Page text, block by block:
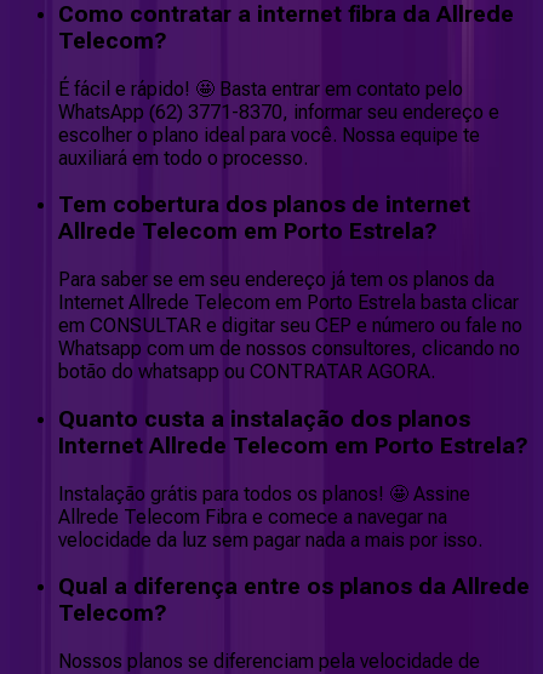
Como contratar a internet fibra da Allrede
Telecom?
É fácil e rápido! 🤩 Basta entrar em contato pelo
WhatsApp (62) 3771-8370, informar seu endereço e
escolher o plano ideal para você. Nossa equipe te
auxiliará em todo o processo.
Tem cobertura dos planos de internet
Allrede Telecom em Porto Estrela?
Para saber se em seu endereço já tem os planos da
Internet Allrede Telecom em Porto Estrela basta clicar
em CONSULTAR e digitar seu CEP e número ou fale no
Whatsapp com um de nossos consultores, clicando no
botão do whatsapp ou CONTRATAR AGORA.
Quanto custa a instalação dos planos
Internet Allrede Telecom em Porto Estrela?
Instalação grátis para todos os planos! 🤩 Assine
Allrede Telecom Fibra e comece a navegar na
velocidade da luz sem pagar nada a mais por isso.
Qual a diferença entre os planos da Allrede
Telecom?
Nossos planos se diferenciam pela velocidade de